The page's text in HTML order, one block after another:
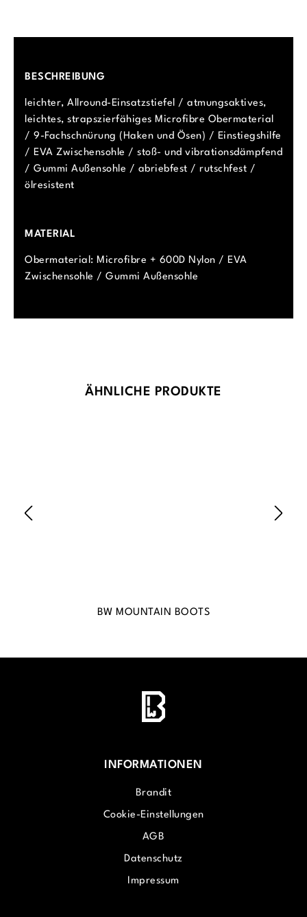
BESCHREIBUNG
leichter, Allround-Einsatzstiefel / atmungsaktives,
leichtes, strapszierfähiges Microfibre Obermaterial
/ 9-Fachschnürung (Haken und Ösen) / Einstiegshilfe
/ EVA Zwischensohle / stoß- und vibrationsdämpfend
/ Gummi Außensohle / abriebfest / rutschfest /
ölresistent
MATERIAL
Obermaterial: Microfibre + 600D Nylon / EVA
Zwischensohle / Gummi Außensohle
Produktgalerie überspringen
ÄHNLICHE PRODUKTE
BW MOUNTAIN BOOTS
INFORMATIONEN
Brandit
Cookie-Einstellungen
AGB
Datenschutz
Impressum